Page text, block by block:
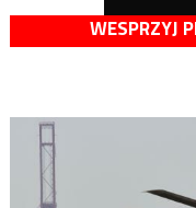
WESPRZYJ